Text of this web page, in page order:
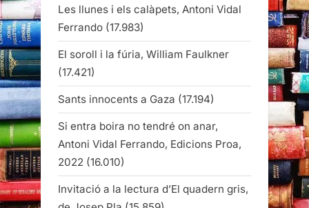
Les llunes i els calàpets, Antoni Vidal
Ferrando (17.983)
El soroll i la fúria, William Faulkner
(17.421)
Sants innocents a Gaza (17.194)
Si entra boira no tendré on anar,
Antoni Vidal Ferrando, Edicions Proa,
2022 (16.010)
Invitació a la lectura d’El quadern gris,